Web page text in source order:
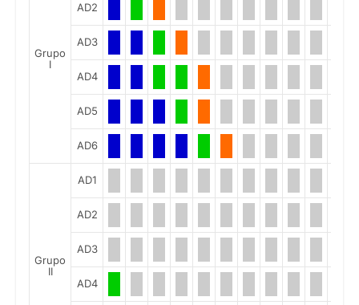
Grupo
I
AD2
AD3
AD4
AD5
AD6
Grupo
II
AD1
AD2
AD3
AD4